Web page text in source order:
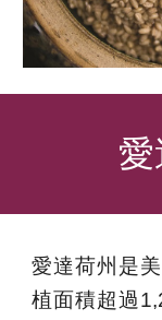
愛
愛達荷州是
植面積超過